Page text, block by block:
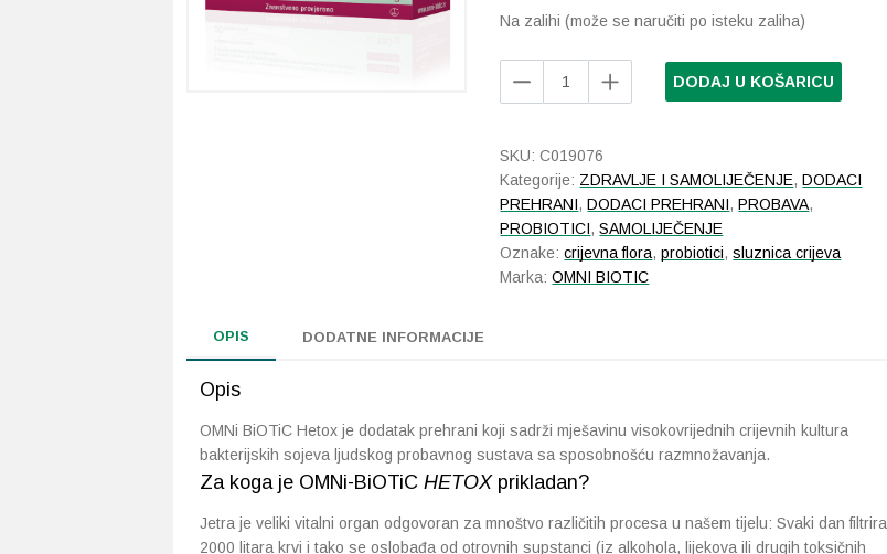
Na zalihi (može se naručiti po isteku zaliha)
6
g
DODAJ U KOŠARICU
SKU:C019076
Kategorije: ZDRAVLJE I SAMOLIJEČENJE,DODACI
PREHRANI,DODACI PREHRANI,PROBAVA,
PROBIOTICI,SAMOLIJEČENJE
Oznake:crijevna flora,probiotici,sluznica crijeva
Marka:OMNI BIOTIC
OPIS DODATNE INFORMACIJE
Opis
OMNi BiOTiC Hetox je dodatak prehrani koji sadrži mješavinu visokovrijednih crijevnih kultura
bakterijskih sojeva ljudskog probavnog sustava sa sposobnošću razmnožavanja.
Za koga je OMNi-BiOTiC HETOXprikladan?
Jetra je veliki vitalni organ odgovoran za mnoštvo različitih procesa u našem tijelu: Svaki dan filtrira
2000 litara krvi i tako se oslobađa od otrovnih supstanci (iz alkohola, lijekova ili drugih toksičnih